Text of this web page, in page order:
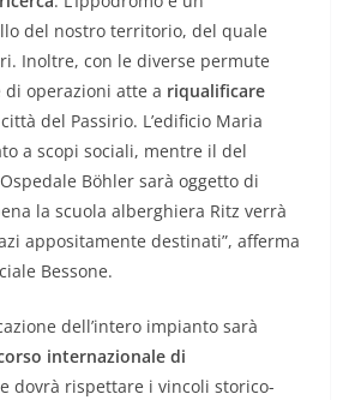
del nostro territorio, del quale
Inoltre, con le diverse permute
di operazioni atte a riqualificare
del Passirio. L’edificio Maria
a scopi sociali, mentre il del
Böhler sarà oggetto di
la scuola alberghiera Ritz verrà
appositamente destinati”, afferma
Bessone.
dell’intero impianto sarà
internazionale di
dovrà rispettare i vincoli storico-